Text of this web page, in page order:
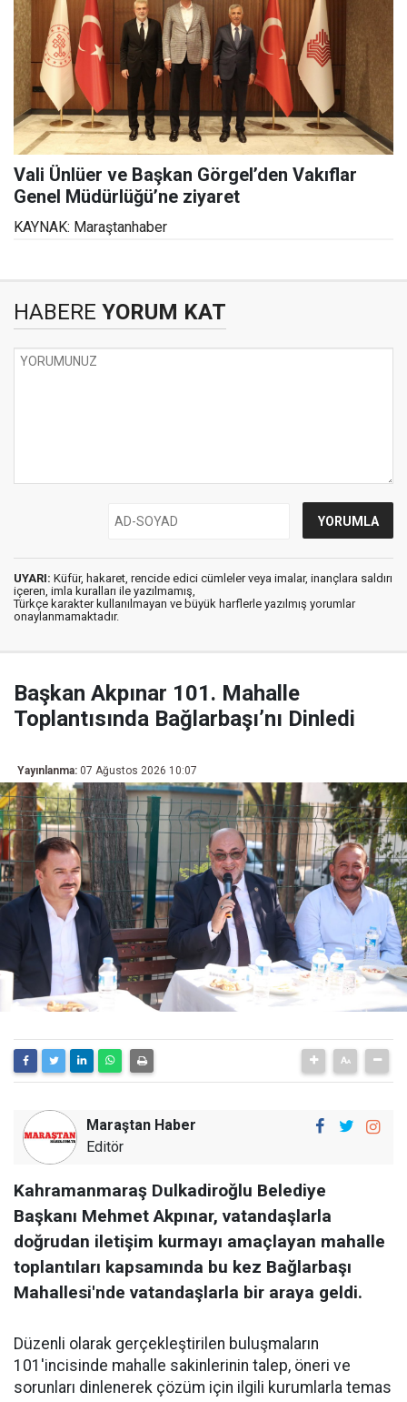
Vali Ünlüer ve Başkan Görgel’den Vakıflar
Genel Müdürlüğü’ne ziyaret
KAYNAK: Maraştanhaber
HABERE YORUM KAT
UYARI: Küfür, hakaret, rencide edici cümleler veya imalar, inançlara saldırı
içeren, imla kuralları ile yazılmamış,
Türkçe karakter kullanılmayan ve büyük harflerle yazılmış yorumlar
onaylanmamaktadır.
Başkan Akpınar 101. Mahalle
Toplantısında Bağlarbaşı’nı Dinledi
Yayınlanma: 07 Ağustos 2026 10:07
Maraştan Haber
Editör
Kahramanmaraş Dulkadiroğlu Belediye
Başkanı Mehmet Akpınar, vatandaşlarla
doğrudan iletişim kurmayı amaçlayan mahalle
toplantıları kapsamında bu kez Bağlarbaşı
Mahallesi'nde vatandaşlarla bir araya geldi.
Düzenli olarak gerçekleştirilen buluşmaların
101'incisinde mahalle sakinlerinin talep, öneri ve
sorunları dinlenerek çözüm için ilgili kurumlarla temas